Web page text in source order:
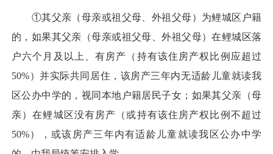
①其父亲（母亲或祖父母、外祖父母）为鲤城区户籍
的，如果其父亲（母亲或祖父母、外祖父母）在鲤城区落
户六个月及以上、有房产（持有该住房产权比例应超过
50%）并实际共同居住，该房产三年内无适龄儿童就读我
区公办中学的，视同本地户籍居民子女；如果其父亲（母
亲）在鲤城区没有房产（或持有该住房产权比例不超过
50%），或该房产三年内有适龄儿童就读我区公办中学